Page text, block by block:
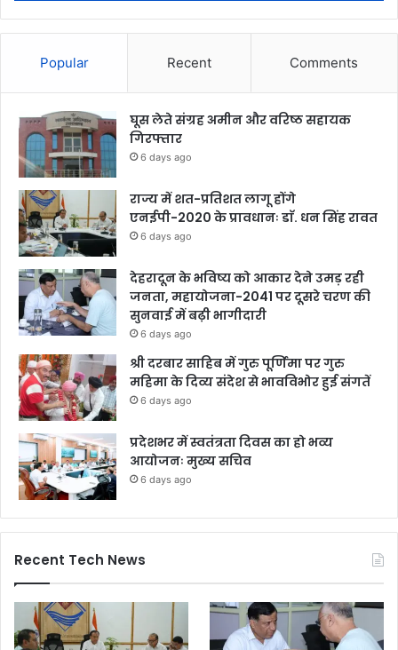
Popular Recent Comments
घूस लेते संग्रह अमीन और वरिष्ठ सहायक
गिरफ्तार
6 days ago
राज्य में शत-प्रतिशत लागू होंगे
एनईपी-2020 के प्रावधानः डाॅ. धन सिंह रावत
6 days ago
देहरादून के भविष्य को आकार देने उमड़ रही
जनता, महायोजना-2041 पर दूसरे चरण की
सुनवाई में बढ़ी भागीदारी
6 days ago
श्री दरबार साहिब में गुरु पूर्णिमा पर गुरु
महिमा के दिव्य संदेश से भावविभोर हुई संगतें
6 days ago
प्रदेशभर में स्वतंत्रता दिवस का हो भव्य
आयोजनः मुख्य सचिव
6 days ago
Recent Tech News